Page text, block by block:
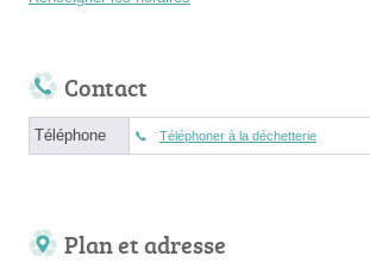
Contact
Téléphone Téléphoner à la déchetterie
Plan et adresse